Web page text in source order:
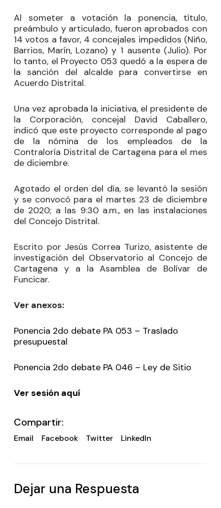
Al someter a votación la ponencia, título,
preámbulo y articulado, fueron aprobados con
14 votos a favor, 4 concejales impedidos (Niño,
Barrios, Marín, Lozano) y 1 ausente (Julio). Por
lo tanto, el Proyecto 053 quedó a la espera de
la sanción del alcalde para convertirse en
Acuerdo Distrital.
Una vez aprobada la iniciativa, el presidente de
la Corporación, concejal David Caballero,
indicó que este proyecto corresponde al pago
de la nómina de los empleados de la
Contraloría Distrital de Cartagena para el mes
de diciembre.
Agotado el orden del día, se levantó la sesión
y se convocó para el martes 23 de diciembre
de 2020; a las 9:30 a.m., en las instalaciones
del Concejo Distrital.
Escrito por Jesús Correa Turizo, asistente de
investigación del Observatorio al Concejo de
Cartagena y a la Asamblea de Bolívar de
Funcicar.
Ver anexos:
Ponencia 2do debate PA 053 – Traslado
presupuestal
Ponencia 2do debate PA 046 – Ley de Sitio
Ver sesión aquí
Compartir:
Email Facebook Twitter LinkedIn
Dejar una Respuesta